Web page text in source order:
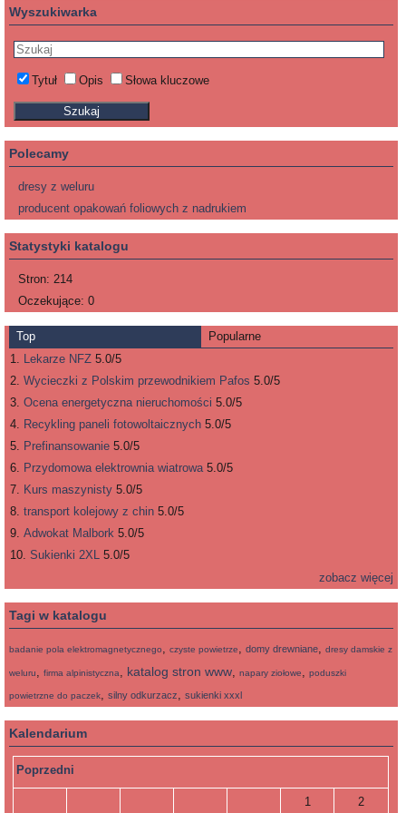
Wyszukiwarka
Tytuł Opis Słowa kluczowe
Polecamy
dresy z weluru
producent opakowań foliowych z nadrukiem
Statystyki katalogu
Stron: 214
Oczekujące: 0
Top
Popularne
Lekarze NFZ 5.0/5
Wycieczki z Polskim przewodnikiem Pafos 5.0/5
Ocena energetyczna nieruchomości 5.0/5
Recykling paneli fotowoltaicznych 5.0/5
Prefinansowanie 5.0/5
Przydomowa elektrownia wiatrowa 5.0/5
Kurs maszynisty 5.0/5
transport kolejowy z chin 5.0/5
Adwokat Malbork 5.0/5
Sukienki 2XL 5.0/5
zobacz więcej
Tagi w katalogu
badanie pola elektromagnetycznego, czyste powietrze, domy drewniane, dresy damskie z
weluru, firma alpinistyczna, katalog stron www, napary ziołowe, poduszki
powietrzne do paczek, silny odkurzacz, sukienki xxxl
Kalendarium
Poprzedni
1 2